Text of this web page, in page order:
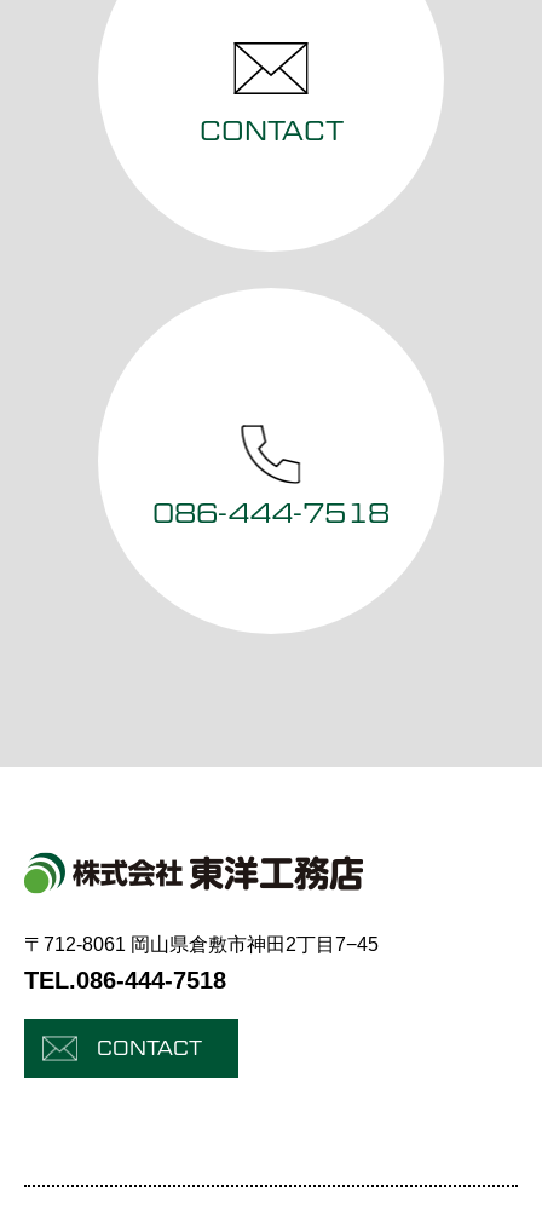
CONTACT
086-444-7518
〒712-8061 岡山県倉敷市神田2丁目7−45
TEL.086-444-7518
CONTACT